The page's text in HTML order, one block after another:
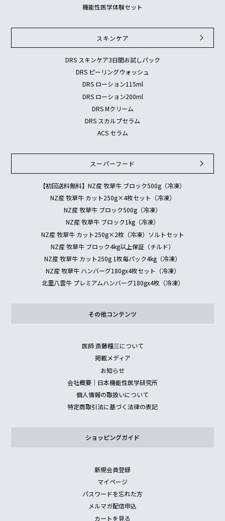
機能性医学体験セット
スキンケア
DRS スキンケア3日間お試しパック
DRS ピーリングウォッシュ
DRS ローション115ml
DRS ローション200ml
DRS Mクリーム
DRS スカルプセラム
ACS セラム
スーパーフード
【初回送料無料】NZ産 牧草牛 ブロック500g（冷凍）
NZ産 牧草牛 カット250g×4枚セット（冷凍）
NZ産 牧草牛 ブロック500g（冷凍）
NZ産 牧草牛 ブロック1kg（冷凍）
NZ産 牧草牛 カット250g×2枚（冷凍）ソルトセット
NZ産 牧草牛 ブロック4kg以上保証（チルド）
NZ産 牧草牛 カット250g 1枚毎パック4kg（冷凍）
NZ産 牧草牛 ハンバーグ180gx4枚セット（冷凍）
北里八雲牛 プレミアムハンバーグ180gx4枚（冷凍）
その他コンテンツ
医師 斎藤糧三について
掲載メディア
お知らせ
会社概要｜日本機能性医学研究所
個人情報の取扱いについて
特定商取引法に基づく法律の表記
ショッピングガイド
新規会員登録
マイページ
パスワードを忘れた方
メルマガ配信申込
カートを見る